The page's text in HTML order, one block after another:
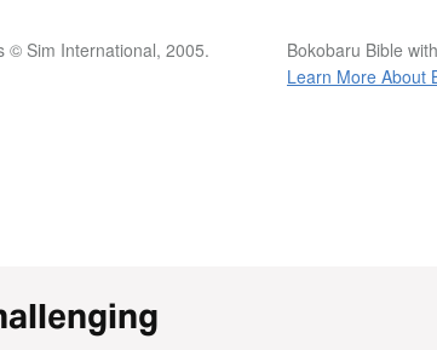
© Sim International, 2005.
Bokobaru Bible
Learn More About